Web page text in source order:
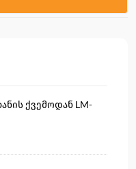
ქვემოდან LM-